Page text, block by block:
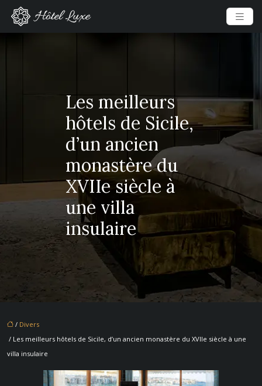
Les meilleurs
hôtels de Sicile,
d’un ancien
monastère du
XVIIe siècle à
une villa
insulaire
/ Divers
/ Les meilleurs hôtels de Sicile, d’un ancien monastère du XVIIe siècle à une
villa insulaire